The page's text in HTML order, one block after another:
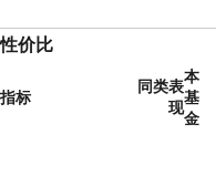
性价比
指标
同类表
现
本
基
金